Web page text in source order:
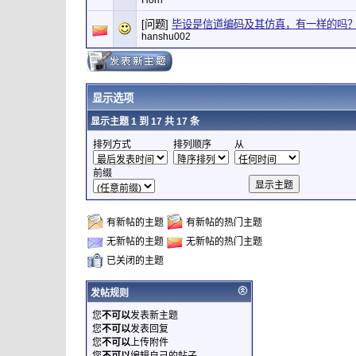
[问题] 毕设是信道编码及其仿真，有一样的吗
hanshu002
显示选项
显示主题 1 到 17 共 17 条
排列方式 排列顺序 从
前缀
有新帖的主题
有新帖的热门主题
无新帖的主题
无新帖的热门主题
已关闭的主题
发帖规则
您不可以发表新主题
您不可以发表回复
您不可以上传附件